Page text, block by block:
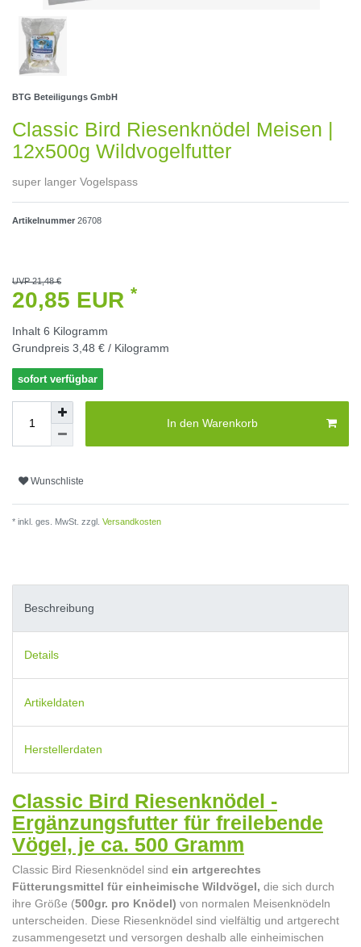
BTG Beteiligungs GmbH
Classic Bird Riesenknödel Meisen |
12x500g Wildvogelfutter
super langer Vogelspass
Artikelnummer 26708
UVP 21,48 €
20,85 EUR *
Inhalt 6 Kilogramm
Grundpreis 3,48 € / Kilogramm
sofort verfügbar
In den Warenkorb
Wunschliste
* inkl. ges. MwSt. zzgl. Versandkosten
Beschreibung
Details
Artikeldaten
Herstellerdaten
Classic Bird Riesenknödel -
Ergänzungsfutter für freilebende
Vögel, je ca. 500 Gramm
Classic Bird Riesenknödel sind ein artgerechtes
Fütterungsmittel für einheimische Wildvögel, die sich durch
ihre Größe (500gr. pro Knödel) von normalen Meisenknödeln
unterscheiden. Diese Riesenknödel sind vielfältig und artgerecht
zusammengesetzt und versorgen deshalb alle einheimischen